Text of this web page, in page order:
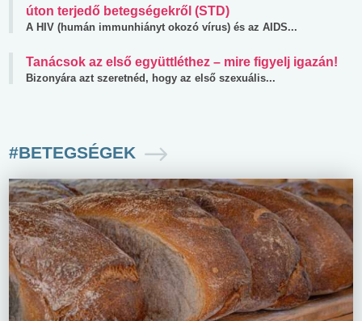
úton terjedő betegségekről (STD)
A HIV (humán immunhiányt okozó vírus) és az AIDS...
Tanácsok az első együttléthez – mire figyelj igazán!
Bizonyára azt szeretnéd, hogy az első szexuális...
#BETEGSÉGEK